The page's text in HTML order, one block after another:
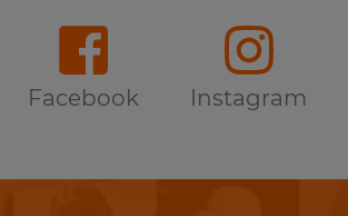
Facebook Instagram